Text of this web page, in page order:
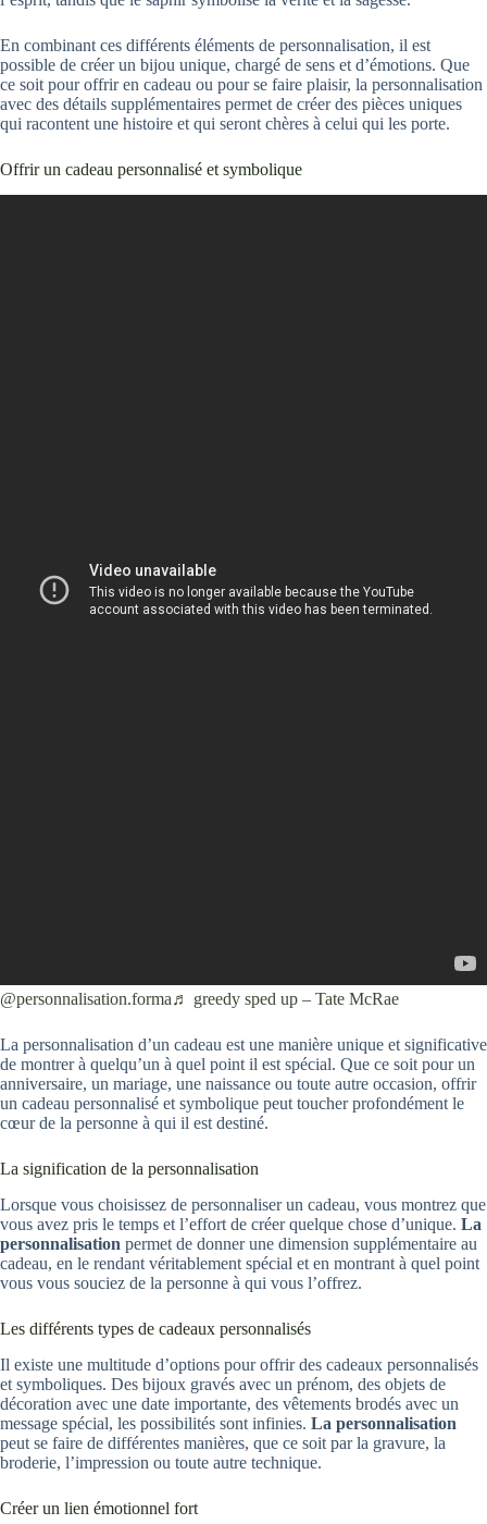
En combinant ces différents éléments de personnalisation, il est
possible de créer un bijou unique, chargé de sens et d’émotions. Que
ce soit pour offrir en cadeau ou pour se faire plaisir, la personnalisation
avec des détails supplémentaires permet de créer des pièces uniques
qui racontent une histoire et qui seront chères à celui qui les porte.
Offrir un cadeau personnalisé et symbolique
@personnalisation.forma♬ greedy sped up – Tate McRae
La personnalisation d’un cadeau est une manière unique et significative
de montrer à quelqu’un à quel point il est spécial. Que ce soit pour un
anniversaire, un mariage, une naissance ou toute autre occasion, offrir
un cadeau personnalisé et symbolique peut toucher profondément le
cœur de la personne à qui il est destiné.
La signification de la personnalisation
Lorsque vous choisissez de personnaliser un cadeau, vous montrez que
vous avez pris le temps et l’effort de créer quelque chose d’unique. La
personnalisation permet de donner une dimension supplémentaire au
cadeau, en le rendant véritablement spécial et en montrant à quel point
vous vous souciez de la personne à qui vous l’offrez.
Les différents types de cadeaux personnalisés
Il existe une multitude d’options pour offrir des cadeaux personnalisés
et symboliques. Des bijoux gravés avec un prénom, des objets de
décoration avec une date importante, des vêtements brodés avec un
message spécial, les possibilités sont infinies. La personnalisation
peut se faire de différentes manières, que ce soit par la gravure, la
broderie, l’impression ou toute autre technique.
Créer un lien émotionnel fort